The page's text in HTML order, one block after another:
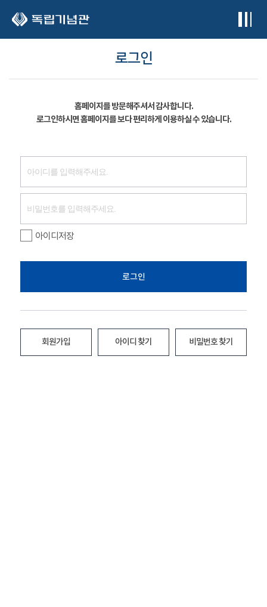
로그인
홈페이지를 방문해주셔서 감사합니다.
로그인하시면 홈페이지를 보다 편리하게 이용하실 수 있습니다.
아이디저장
로그인
회원가입 아이디 찾기 비밀번호 찾기